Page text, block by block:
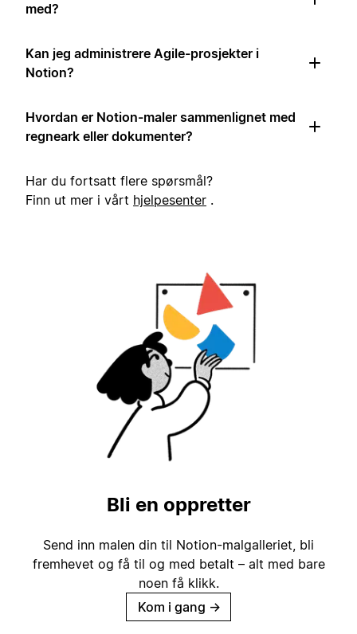
med?
Kan jeg administrere Agile-prosjekter i
Notion?
Hvordan er Notion-maler sammenlignet med
regneark eller dokumenter?
Har du fortsatt flere spørsmål?
Finn ut mer i vårt hjelpesenter .
Bli en oppretter
Send inn malen din til Notion-malgalleriet, bli
fremhevet og få til og med betalt – alt med bare
noen få klikk.
Kom i gang →